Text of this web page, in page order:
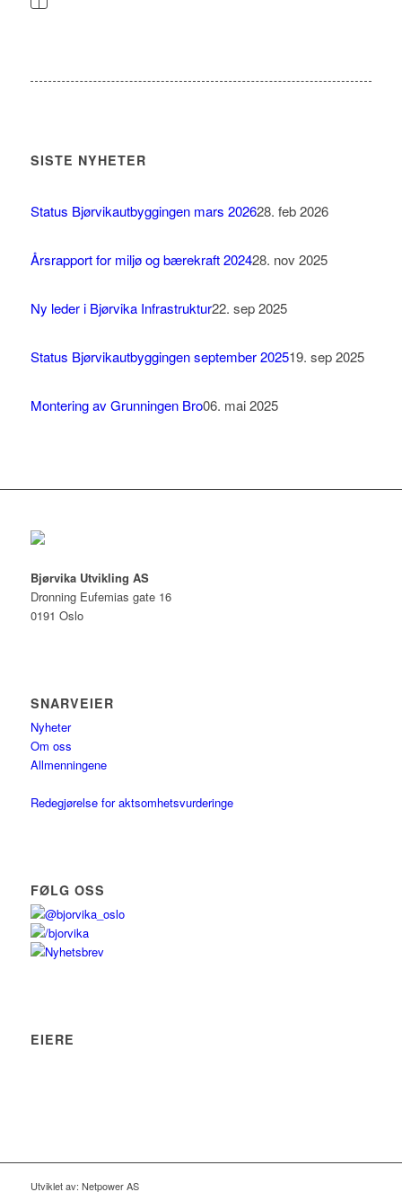
SISTE NYHETER
Status Bjørvikautbyggingen mars 202628. feb 2026
Årsrapport for miljø og bærekraft 202428. nov 2025
Ny leder i Bjørvika Infrastruktur22. sep 2025
Status Bjørvikautbyggingen september 202519. sep 2025
Montering av Grunningen Bro06. mai 2025
Bjørvika Utvikling AS
Dronning Eufemias gate 16
0191 Oslo
SNARVEIER
Nyheter
Om oss
Allmenningene
Redegjørelse for aktsomhetsvurderinge
FØLG OSS
@bjorvika_oslo
/bjorvika
Nyhetsbrev
EIERE
Utviklet av: Netpower AS